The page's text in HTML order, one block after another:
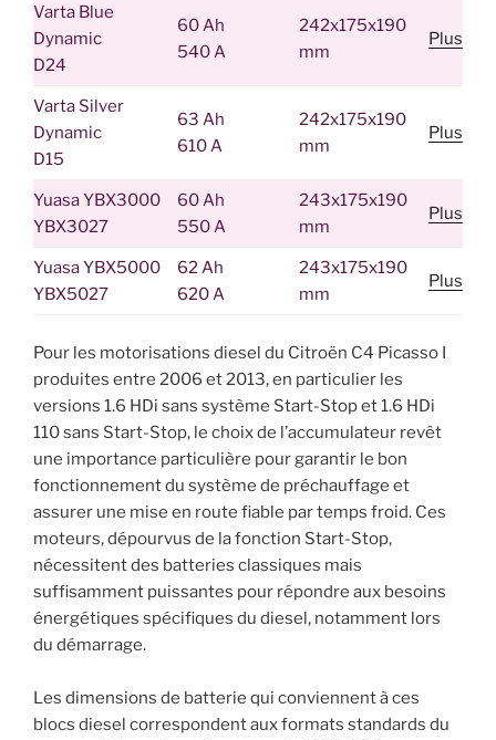
Varta Blue
Dynamic
D24
60 Ah
540 A
242x175x190
mm
Plus
Varta Silver
Dynamic
D15
63 Ah
610 A
242x175x190
mm
Plus
Yuasa YBX3000
YBX3027
60 Ah
550 A
243x175x190
mm
Plus
Yuasa YBX5000
YBX5027
62 Ah
620 A
243x175x190
mm
Plus
Pour les motorisations diesel du Citroën C4 Picasso I
produites entre 2006 et 2013, en particulier les
versions 1.6 HDi sans système Start-Stop et 1.6 HDi
110 sans Start-Stop, le choix de l’accumulateur revêt
une importance particulière pour garantir le bon
fonctionnement du système de préchauffage et
assurer une mise en route fiable par temps froid. Ces
moteurs, dépourvus de la fonction Start-Stop,
nécessitent des batteries classiques mais
suffisamment puissantes pour répondre aux besoins
énergétiques spécifiques du diesel, notamment lors
du démarrage.
Les dimensions de batterie qui conviennent à ces
blocs diesel correspondent aux formats standards du